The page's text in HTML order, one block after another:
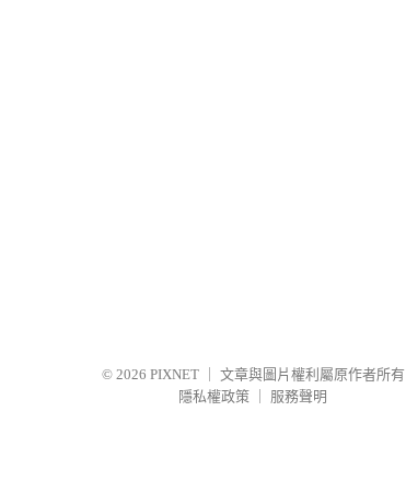
© 2026 PIXNET
文章與圖片權利屬原作者所有
隱私權政策
服務聲明